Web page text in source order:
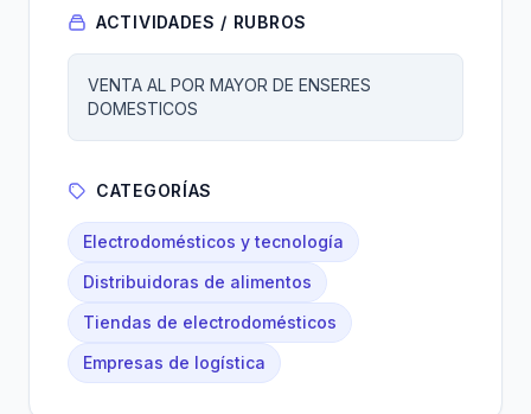
ACTIVIDADES / RUBROS
VENTA AL POR MAYOR DE ENSERES
DOMESTICOS
CATEGORÍAS
Electrodomésticos y tecnología
Distribuidoras de alimentos
Tiendas de electrodomésticos
Empresas de logística